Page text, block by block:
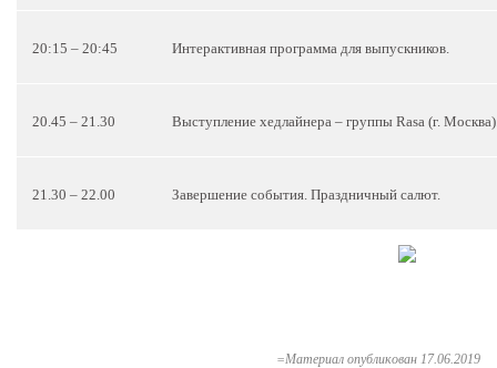
20:15 – 20:45 Интерактивная программа для выпускников.
20.45 – 21.30 Выступление хедлайнера – группы Rasa (г.
21.30 – 22.00 Завершение события. Праздничный салют.
=Материал опубликован 17.06.2019